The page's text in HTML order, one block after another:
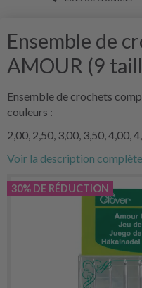
Ensemble de
AMOUR (9
Ensemble de crochets
couleurs :
2,00, 2,50, 3,00, 3,50, 4,00,
Voir la description complète
30% DE RÉDUCTION